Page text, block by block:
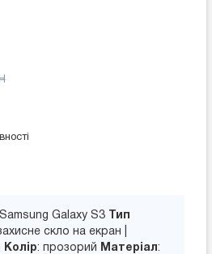
Galaxy S3
Тип
скло на екран |
Колір: прозорий Матеріал: